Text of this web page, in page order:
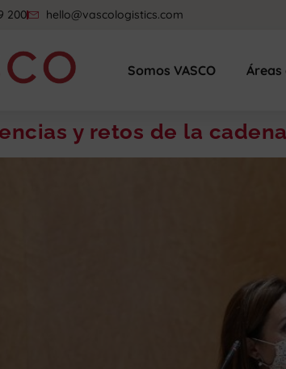
200 hello@vascologistics.com
Somos VASCO Áreas
y retos de la